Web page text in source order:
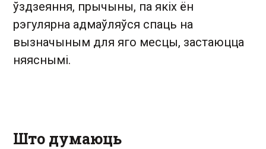
ўздзеяння, прычыны, па якіх ён
рэгулярна адмаўляўся спаць на
вызначыным для яго месцы, застаюцца
няяснымі.
Што думаюць